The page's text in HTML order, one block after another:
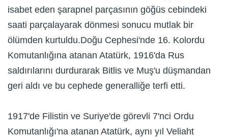
isabet eden şarapnel parçasının göğüs cebindeki
saati parçalayarak dönmesi sonucu mutlak bir
ölümden kurtuldu.Doğu Cephesi'nde 16. Kolordu
Komutanlığına atanan Atatürk, 1916'da Rus
saldırılarını durdurarak Bitlis ve Muş'u düşmandan
geri aldı ve bu cephede generalliğe terfi etti.
1917'de Filistin ve Suriye'de görevli 7'nci Ordu
Komutanlığı'na atanan Atatürk, aynı yıl Veliaht